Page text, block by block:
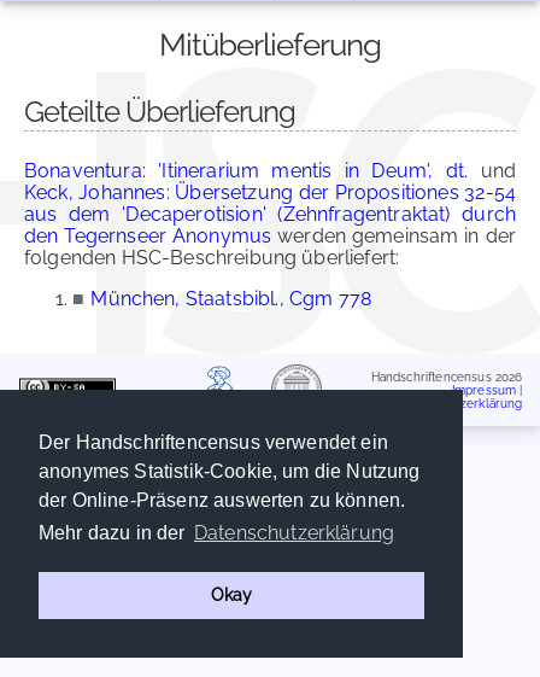
Der Handschriftencensus verwendet ein
anonymes Statistik-Cookie, um die Nutzung
der Online-Präsenz auswerten zu können.
Mehr dazu in der Datenschutzerklärung
Okay
Mitüberlieferung
Geteilte Überlieferung
Bonaventura: 'Itinerarium mentis in Deum', dt. und
Keck, Johannes: Übersetzung der Propositiones 32-54
aus dem 'Decaperotision' (Zehnfragentraktat) durch
den Tegernseer Anonymus werden gemeinsam in der
folgenden HSC-Beschreibung überliefert:
■ München, Staatsbibl., Cgm 778
Handschriftencensus 2026
Impressum
Datenschutzerklärung